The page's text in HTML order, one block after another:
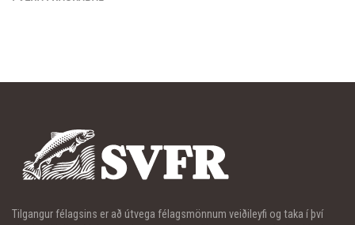
Tilgangur félagsins er að útvega félagsmönnum veiðileyfi og taka í því